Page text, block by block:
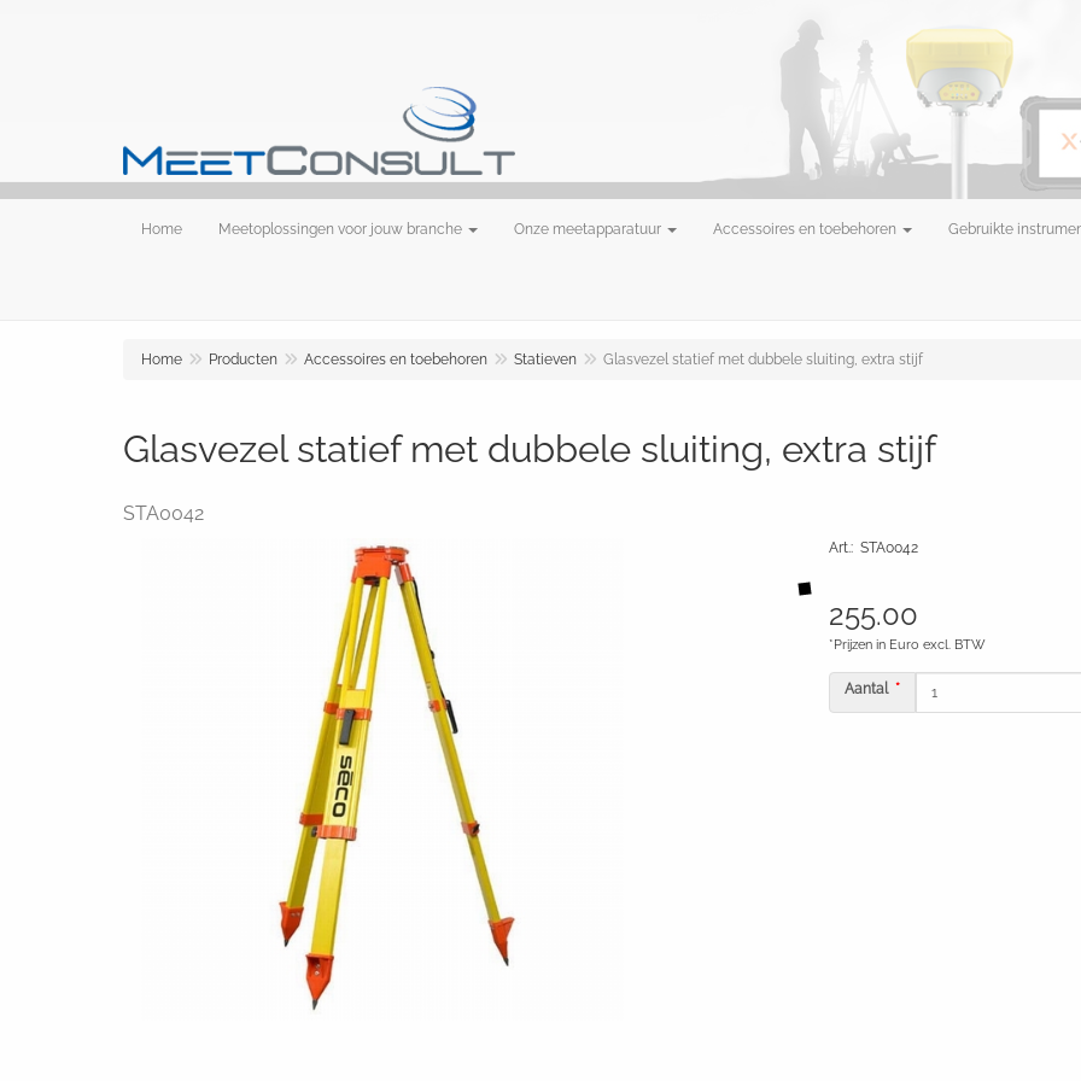
Home Meetoplossingen voor jouw branche Onze meetapparatuur Accessoires en toebehoren Gebruikte
Home Producten Accessoires en toebehoren Statieven Glasvezel statief met dubbele sluiting, extra stijf
Glasvezel statief met dubbele sluiting, extra stijf
STA0042
Art.: STA0042
255.00
*Prijzen in Euro excl. BTW
Aantal